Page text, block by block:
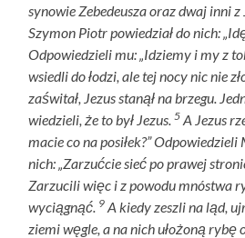
synowie Zebedeusza oraz dwaj inni
Szymon Piotr powiedział do nich:
Odpowiedzieli mu: „Idziemy i my z
wsiedli do łodzi, ale tej nocy nic nie
zaświtał, Jezus stanął na brzegu.
wiedzieli, że to był Jezus.5 A Jezus
macie co na posiłek?” Odpowiedzieli
nich: „Zarzućcie sieć po prawej
Zarzucili więc i z powodu mnóstwa
wyciągnąć. 9 A kiedy zeszli na ląd,
ziemi węgle, a na nich ułożoną rybę